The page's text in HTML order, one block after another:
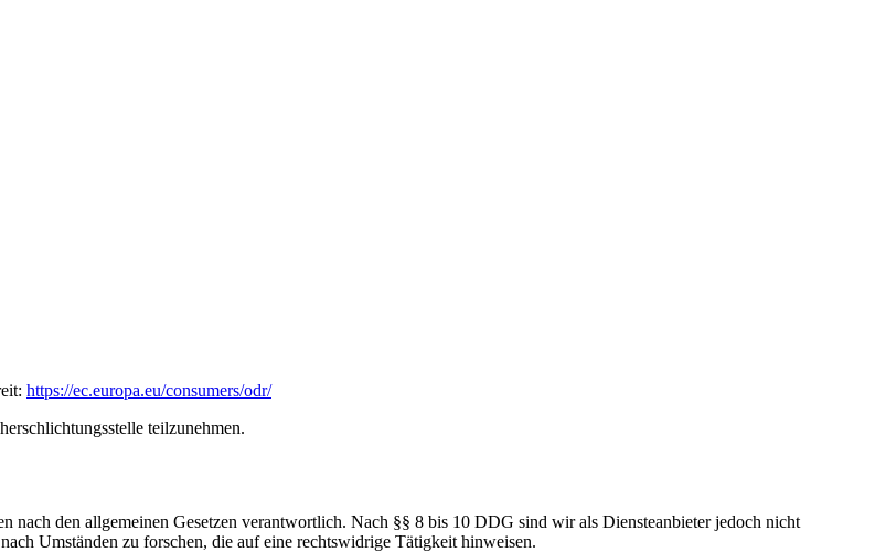
https://ec.europa.eu/consumers/odr/
teilzunehmen.
den allgemeinen Gesetzen verantwortlich. Nach §§ 8 bis 10 DDG sind wir als Diensteanbieter jedoch nicht
Umständen zu forschen, die auf eine rechtswidrige Tätigkeit hinweisen.